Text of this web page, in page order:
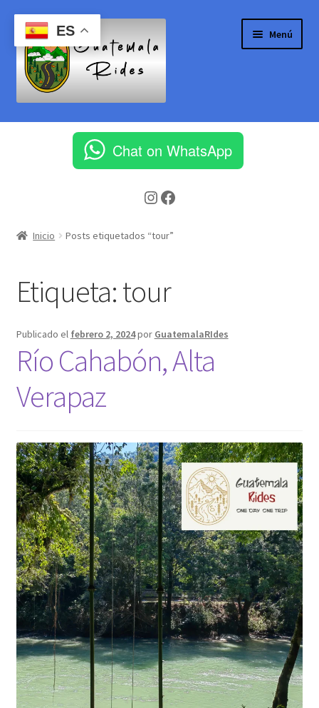
a
navegación
al
contenido
Menú
Inicio
Aeropuerto Internacional la Aurora
Cart
Client Portal
Formulario
My account
Chat on WhatsApp
Instagram
Facebook
Inicio Posts etiquetados “tour”
Etiqueta:tour
Publicado el febrero 2, 2024por GuatemalaRIdes
Río Cahabón, Alta
Verapaz
ES